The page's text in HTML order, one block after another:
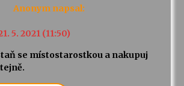
Anonym napsal:
5. 2021 (11:50)
se místostarostkou a nakupuj